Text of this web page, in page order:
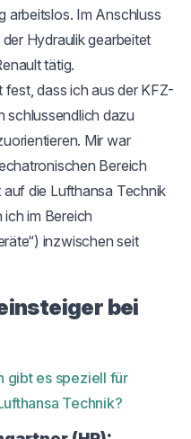
arbeitslos. Im Anschluss
Hydraulik gearbeitet
tätig.
fest, dass ich aus der KFZ-
schlussendlich dazu
Mir war
Bereich
die Lufthansa Technik
im Bereich
inzwischen seit
bei
gibt es speziell für
Technik?